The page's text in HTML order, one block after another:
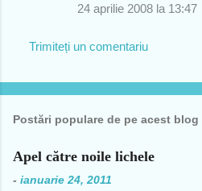
t
24 aprilie 2008 la 13:47
Trimiteți un comentariu
Postări populare de pe acest blog
Apel către noile lichele
- ianuarie 24, 2011